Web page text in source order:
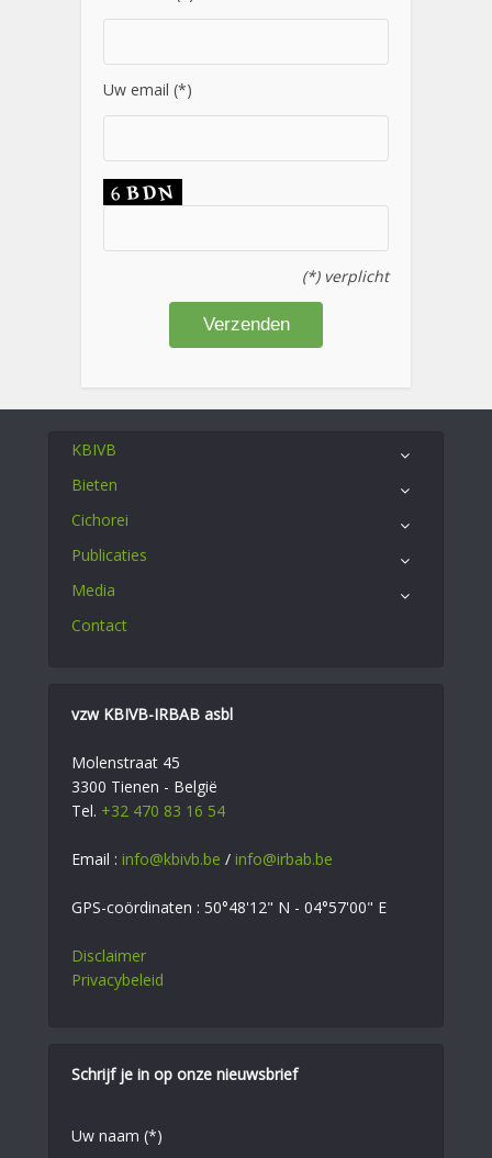
Uw email (*)
(*) verplicht
KBIVB
Bieten
Cichorei
Publicaties
Media
Contact
vzw KBIVB-IRBAB asbl
Molenstraat 45
3300 Tienen - België
Tel. +32 470 83 16 54
Email : info@kbivb.be / info@irbab.be
GPS-coördinaten : 50°48'12" N - 04°57'00" E
Disclaimer
Privacybeleid
Schrijf je in op onze nieuwsbrief
Uw naam (*)